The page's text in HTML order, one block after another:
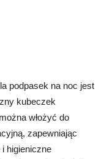
podpasek na noc jest
kubeczek
włożyć do
zapewniając
higieniczne